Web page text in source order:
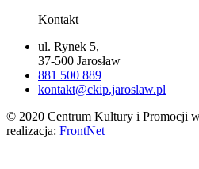
Kontakt
ul. Rynek 5,
37-500 Jarosław
881 500 889
kontakt@ckip.jaroslaw.pl
© 2020 Centrum Kultury i Promocji w
realizacja: FrontNet